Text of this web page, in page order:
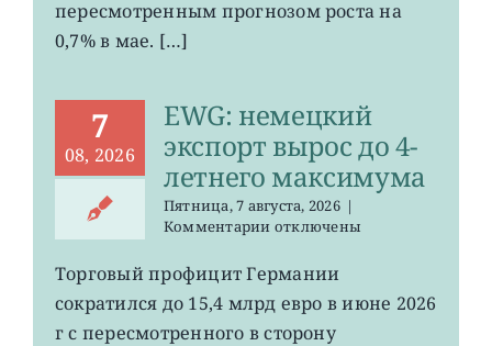
пересмотренным прогнозом роста на
0,7% в мае. […]
7
08, 2026
EWG: немецкий
экспорт вырос до 4-
летнего максимума
Пятница, 7 августа, 2026 |
Комментариик
EWG:
немецкий
экспорт
вырос
отключены
Торговый профицит Германии
сократился до 15,4 млрд евро в июне 2026
г с пересмотренного в сторону